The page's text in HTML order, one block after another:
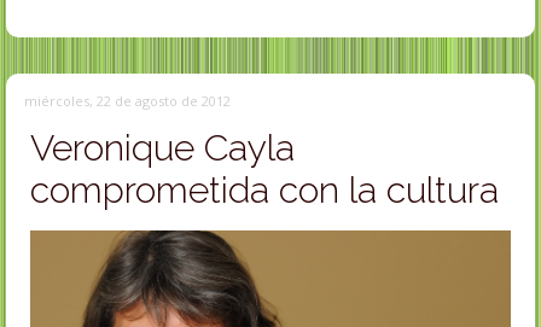
miércoles, 22 de agosto de 2012
Veronique Cayla
comprometida con la cultura